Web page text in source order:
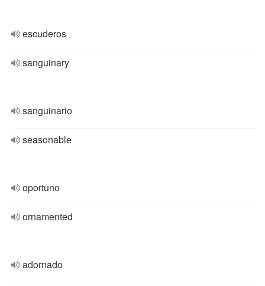
escuderos
sanguinary
sanguinario
seasonable
oportuno
ornamented
adornado